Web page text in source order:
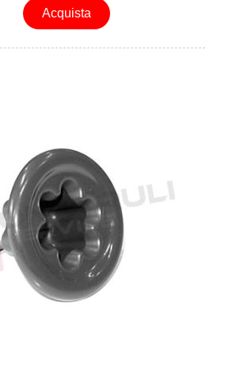
Acquista